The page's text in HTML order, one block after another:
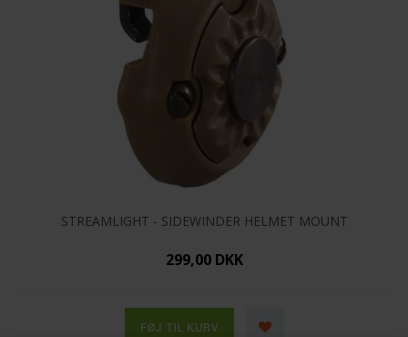
STREAMLIGHT - SIDEWINDER HELMET MOUNT
299,00 DKK